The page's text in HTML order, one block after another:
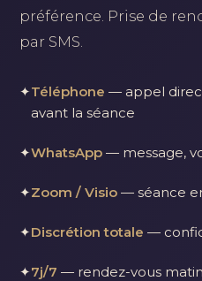
préférence. Prise de
par SMS.
✦Téléphone — appel
avant la séance
✦WhatsApp — message,
✦Zoom / Visio — séance
✦Discrétion totale —
✦7j/7 — rendez-vous